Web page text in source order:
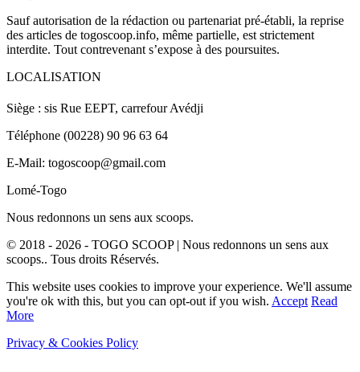
Sauf autorisation de la rédaction ou partenariat pré-établi, la reprise
des articles de togoscoop.info, même partielle, est strictement
interdite. Tout contrevenant s’expose à des poursuites.
LOCALISATION
Siège : sis Rue EEPT, carrefour Avédji
Téléphone (00228) 90 96 63 64
E-Mail: togoscoop@gmail.com
Lomé-Togo
Nous redonnons un sens aux scoops.
© 2018 - 2026 - TOGO SCOOP | Nous redonnons un sens aux
scoops.. Tous droits Réservés.
This website uses cookies to improve your experience. We'll assume
you're ok with this, but you can opt-out if you wish. Accept Read
More
Privacy & Cookies Policy